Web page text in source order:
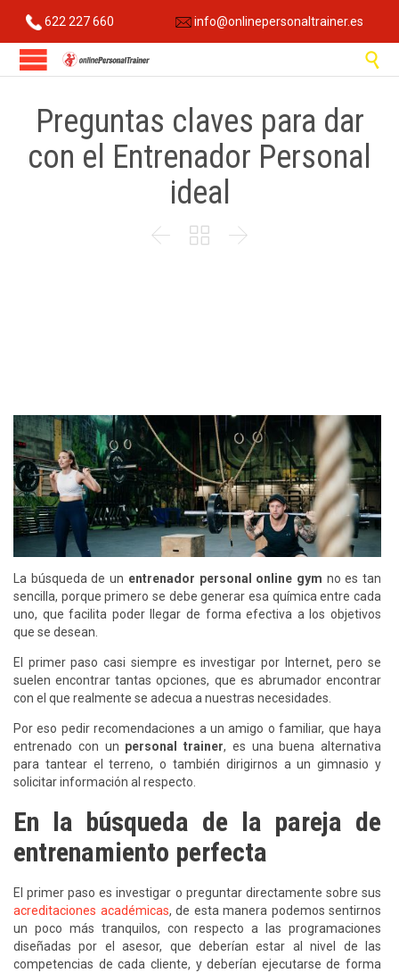
622 227 660 info@onlinepersonaltrainer.es

Preguntas claves para dar
con el Entrenador Personal
ideal
  
La búsqueda de un entrenador personal online gym no es tan
sencilla, porque primero se debe generar esa química entre cada
uno, que facilita poder llegar de forma efectiva a los objetivos
que se desean.
El primer paso casi siempre es investigar por Internet, pero se
suelen encontrar tantas opciones, que es abrumador encontrar
con el que realmente se adecua a nuestras necesidades.
Por eso pedir recomendaciones a un amigo o familiar, que haya
entrenado con un personal trainer, es una buena alternativa
para tantear el terreno, o también dirigirnos a un gimnasio y
solicitar información al respecto.
En la búsqueda de la pareja de
entrenamiento perfecta
El primer paso es investigar o preguntar directamente sobre sus
acreditaciones académicas, de esta manera podemos sentirnos
un poco más tranquilos, con respecto a las programaciones
diseñadas por el asesor, que deberían estar al nivel de las
competencias de cada cliente, y deberían ejecutarse de forma